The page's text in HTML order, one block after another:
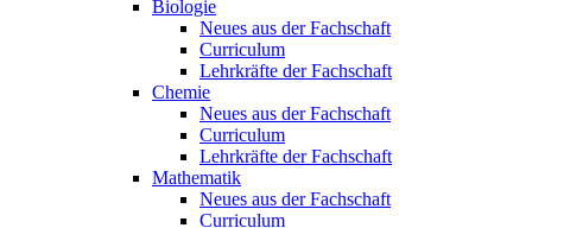
Biologie
Neues aus der Fachschaft
Curriculum
Lehrkräfte der Fachschaft
Chemie
Neues aus der Fachschaft
Curriculum
Lehrkräfte der Fachschaft
Mathematik
Neues aus der Fachschaft
Curriculum